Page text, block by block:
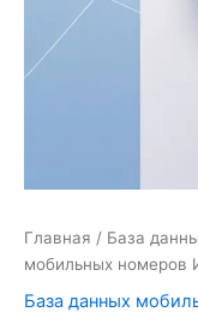
Главная / База
мобильных номеров
База данных